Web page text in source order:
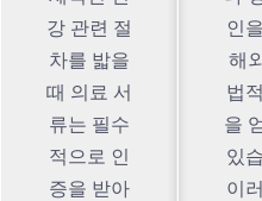
강 관련 절
차를 밟을
때 의료 서
류는 필수
적으로 인
증을 받아
인
해
법
을
있
이